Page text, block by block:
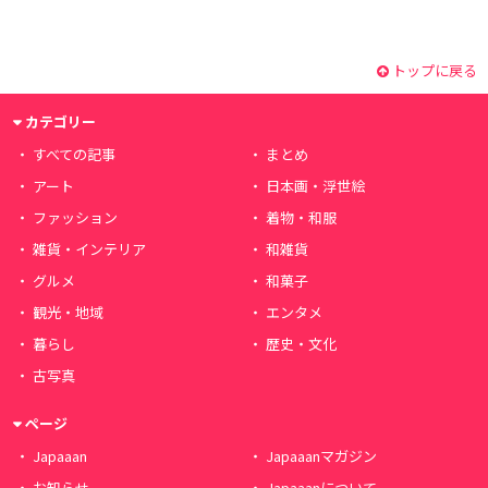
トップに戻る
カテゴリー
すべての記事
まとめ
アート
日本画・浮世絵
ファッション
着物・和服
雑貨・インテリア
和雑貨
グルメ
和菓子
観光・地域
エンタメ
暮らし
歴史・文化
古写真
ページ
Japaaan
Japaaanマガジン